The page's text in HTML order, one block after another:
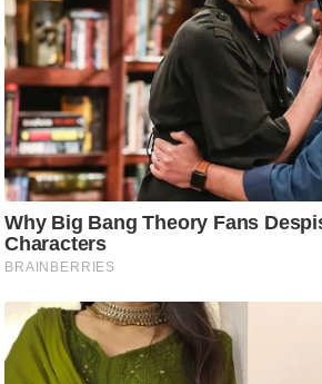
ल
फि
ट
ने
स
मं
त्रा
रि
ले
न
शि
प